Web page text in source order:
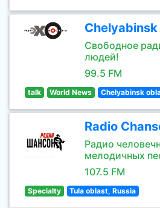
Chelyabinsk
Свободное
людей!
99.5 FM
talk World News Chelyabinsk
Radio
Радио
мелодичных
107.5 FM
Specialty Tula oblast, Russia